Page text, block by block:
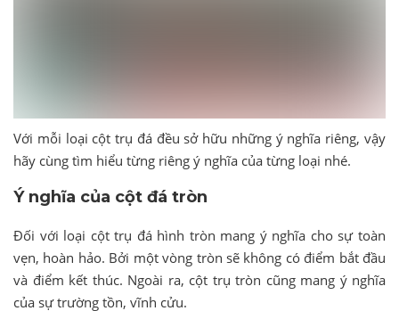
Với mỗi loại cột trụ đá đều sở hữu những ý nghĩa riêng, vậy
hãy cùng tìm hiểu từng riêng ý nghĩa của từng loại nhé.
Ý nghĩa của cột đá tròn
Đối với loại cột trụ đá hình tròn mang ý nghĩa cho sự toàn
vẹn, hoàn hảo. Bởi một vòng tròn sẽ không có điểm bắt đầu
và điểm kết thúc. Ngoài ra, cột trụ tròn cũng mang ý nghĩa
của sự trường tồn, vĩnh cửu.